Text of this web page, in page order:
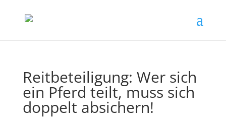
Reitbeteiligung: Wer sich
ein Pferd teilt, muss sich
doppelt absichern!